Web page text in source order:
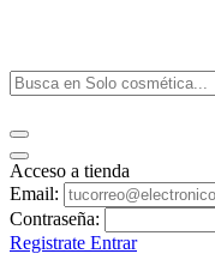
Acceso a tienda
Email:
Contraseña:
Registrate Entrar